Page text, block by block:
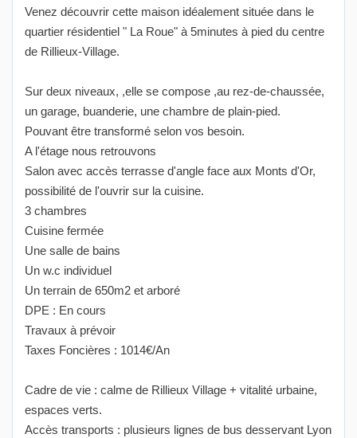
Venez découvrir cette maison idéalement située dans le
quartier résidentiel " La Roue" à 5minutes à pied du centre
de Rillieux-Village.
Sur deux niveaux, ,elle se compose ,au rez-de-chaussée,
un garage, buanderie, une chambre de plain-pied.
Pouvant être transformé selon vos besoin.
A l'étage nous retrouvons
Salon avec accès terrasse d'angle face aux Monts d'Or,
possibilité de l'ouvrir sur la cuisine.
3 chambres
Cuisine fermée
Une salle de bains
Un w.c individuel
Un terrain de 650m2 et arboré
DPE : En cours
Travaux à prévoir
Taxes Foncières : 1014€/An
Cadre de vie : calme de Rillieux Village + vitalité urbaine,
espaces verts.
Accès transports : plusieurs lignes de bus desservant Lyon